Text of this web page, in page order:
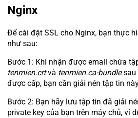
Nginx
Để cài đặt SSL cho Nginx, bạn thực
như sau:
Bước 1: Khi nhận được email chứa
tenmien.crtvà tenmien.ca-bundlesau
được cấp, bạn cần giải nén tập tin
Bước 2: Bạn hãy lưu tập tin đã giải
private key của bạn trên máy chủ, ví